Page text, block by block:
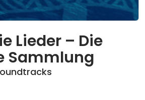
Lieder – Die
Sammlung